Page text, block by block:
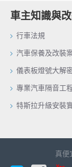
車主知識與
行車法規
汽車保養及改裝
儀表板燈號大解
專業汽車隔音工
特斯拉升級安裝
真便